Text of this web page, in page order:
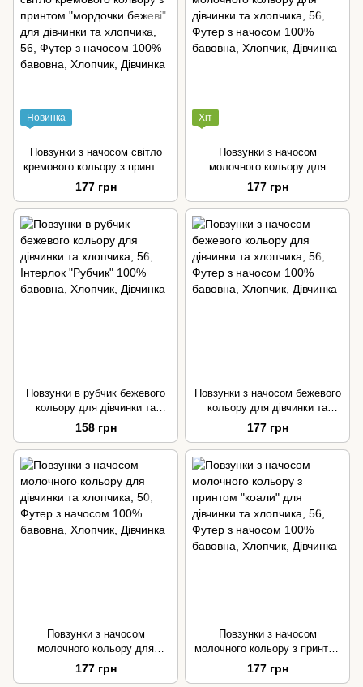
Новинка
Повзунки з начосом світло
кремового кольору з принтом
"мордочки бежеві" для
дівчинки та хлопчика
177 грн
Хіт
Повзунки з начосом
молочного кольору для
дівчинки та хлопчика
177 грн
Повзунки в рубчик бежевого
кольору для дівчинки та
хлопчика
158 грн
Повзунки з начосом бежевого
кольору для дівчинки та
хлопчика
177 грн
Повзунки з начосом
молочного кольору для
дівчинки та хлопчика
177 грн
Повзунки з начосом
молочного кольору з принтом
"коали" для дівчинки та
хлопчика
177 грн